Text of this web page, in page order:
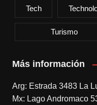
Tech
Turismo
Más información
Arg: Estrada 3483 La
Mx: Lago Andromaco